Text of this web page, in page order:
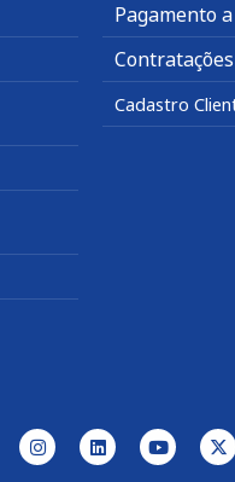
Pagamento
Cadastro